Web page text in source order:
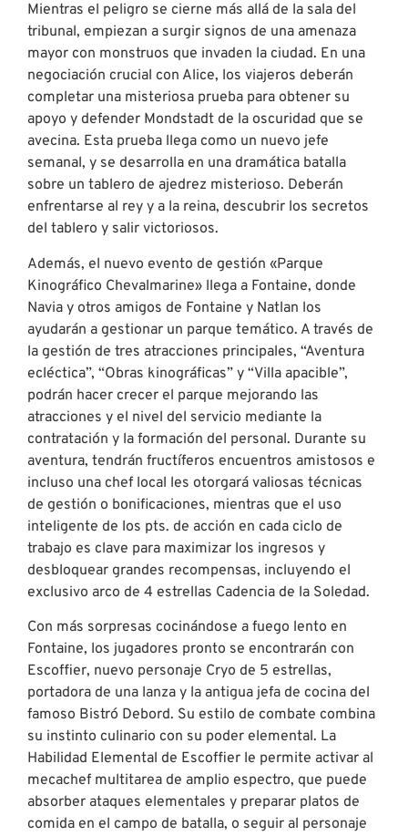
Mientras el peligro se cierne más allá de la sala del
tribunal, empiezan a surgir signos de una amenaza
mayor con monstruos que invaden la ciudad. En una
negociación crucial con Alice, los viajeros deberán
completar una misteriosa prueba para obtener su
apoyo y defender Mondstadt de la oscuridad que se
avecina. Esta prueba llega como un nuevo jefe
semanal, y se desarrolla en una dramática batalla
sobre un tablero de ajedrez misterioso. Deberán
enfrentarse al rey y a la reina, descubrir los secretos
del tablero y salir victoriosos.
Además, el nuevo evento de gestión «Parque
Kinográfico Chevalmarine» llega a Fontaine, donde
Navia y otros amigos de Fontaine y Natlan los
ayudarán a gestionar un parque temático. A través de
la gestión de tres atracciones principales, “Aventura
ecléctica”, “Obras kinográficas” y “Villa apacible”,
podrán hacer crecer el parque mejorando las
atracciones y el nivel del servicio mediante la
contratación y la formación del personal. Durante su
aventura, tendrán fructíferos encuentros amistosos e
incluso una chef local les otorgará valiosas técnicas
de gestión o bonificaciones, mientras que el uso
inteligente de los pts. de acción en cada ciclo de
trabajo es clave para maximizar los ingresos y
desbloquear grandes recompensas, incluyendo el
exclusivo arco de 4 estrellas Cadencia de la Soledad.
Con más sorpresas cocinándose a fuego lento en
Fontaine, los jugadores pronto se encontrarán con
Escoffier, nuevo personaje Cryo de 5 estrellas,
portadora de una lanza y la antigua jefa de cocina del
famoso Bistró Debord. Su estilo de combate combina
su instinto culinario con su poder elemental. La
Habilidad Elemental de Escoffier le permite activar al
mecachef multitarea de amplio espectro, que puede
absorber ataques elementales y preparar platos de
comida en el campo de batalla, o seguir al personaje